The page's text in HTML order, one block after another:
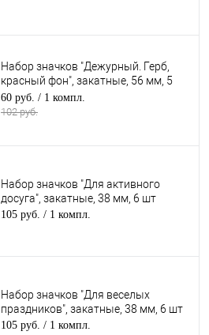
Набор значков "Дежурный. Герб,
красный фон", закатные, 56 мм, 5
шт
60 руб. / 1 компл.
102 руб.
Набор значков "Для активного
досуга", закатные, 38 мм, 6 шт
105 руб. / 1 компл.
Набор значков "Для веселых
праздников", закатные, 38 мм, 6 шт
105 руб. / 1 компл.